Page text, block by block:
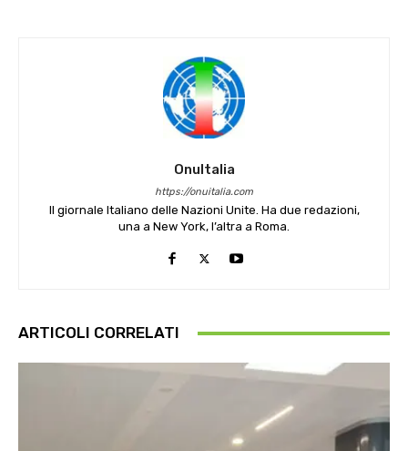
OnuItalia
https://onuitalia.com
Il giornale Italiano delle Nazioni Unite. Ha due redazioni,
una a New York, l’altra a Roma.
ARTICOLI CORRELATI